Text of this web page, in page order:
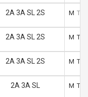
2A 3A SL 2S M T
2A 3A SL 2S M T
2A 3A SL 2S M T
2A 3A SL M T